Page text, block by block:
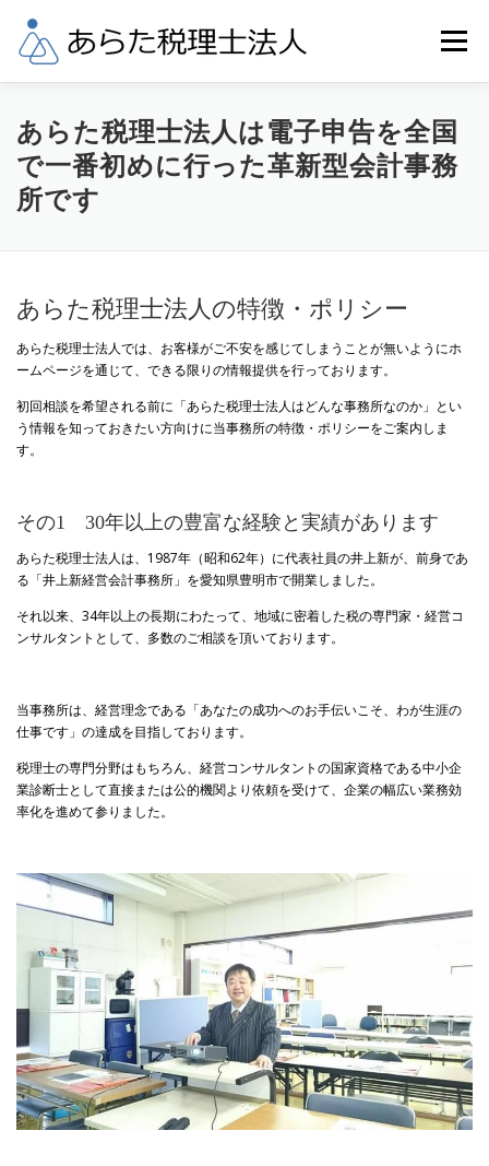
メニュー
業務内容 税理士料金 事務所概要
当事務所へのアクセス
あらた税理士法人は電子申告を全国
で一番初めに行った革新型会計事務
所です
あらた税理士法人の特徴・ポリシー
あらた税理士法人では、お客様がご不安を感じてしまうことが無いようにホ
ームページを通じて、できる限りの情報提供を行っております。
初回相談を希望される前に「あらた税理士法人はどんな事務所なのか」とい
う情報を知っておきたい方向けに当事務所の特徴・ポリシーをご案内しま
す。
その1 30年以上の豊富な経験と実績があります
あらた税理士法人は、1987年（昭和62年）に代表社員の井上新が、前身であ
る「井上新経営会計事務所」を愛知県豊明市で開業しました。
それ以来、34年以上の長期にわたって、地域に密着した税の専門家・経営コ
ンサルタントとして、多数のご相談を頂いております。
当事務所は、経営理念である「あなたの成功へのお手伝いこそ、わが生涯の
仕事です」の達成を目指しております。
税理士の専門分野はもちろん、経営コンサルタントの国家資格である中小企
業診断士として直接または公的機関より依頼を受けて、企業の幅広い業務効
率化を進めて参りました。